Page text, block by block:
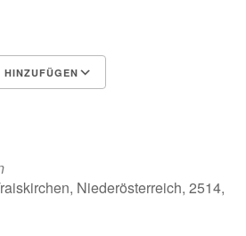
Niederösterreich, 2514,